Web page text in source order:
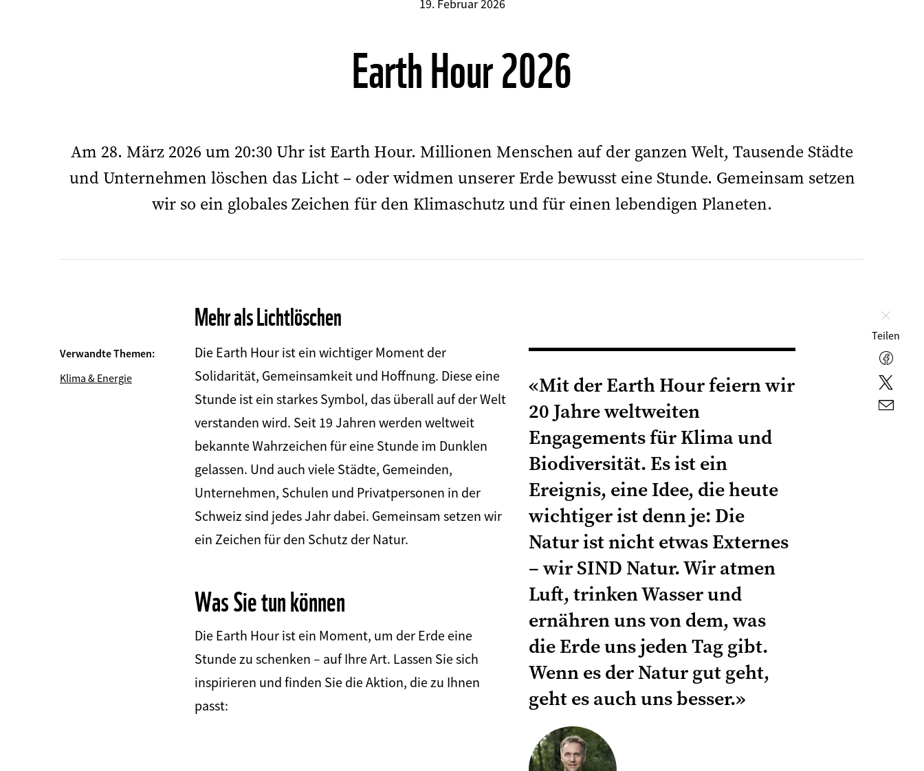
19. Februar 2026
Earth Hour 2026
Am 28. März 2026 um 20:30 Uhr ist Earth Hour. Millionen Menschen auf der ganzen Welt, Tausende Städte
und Unternehmen löschen das Licht – oder widmen unserer Erde bewusst eine Stunde. Gemeinsam setzen
wir so ein globales Zeichen für den Klimaschutz und für einen lebendigen Planeten.
Verwandte Themen:
Klima & Energie
Mehr als Lichtlöschen
«Mit der Earth Hour feiern wir
20 Jahre weltweiten
Engagements für Klima und
Biodiversität. Es ist ein
Ereignis, eine Idee, die heute
wichtiger ist denn je: Die
Natur ist nicht etwas Externes
– wir SIND Natur. Wir atmen
Luft, trinken Wasser und
ernähren uns von dem, was
die Erde uns jeden Tag gibt.
Wenn es der Natur gut geht,
geht es auch uns besser.»
Die Earth Hour ist ein wichtiger Moment der
Solidarität, Gemeinsamkeit und Hoffnung. Diese eine
Stunde ist ein starkes Symbol, das überall auf der Welt
verstanden wird. Seit 19 Jahren werden weltweit
bekannte Wahrzeichen für eine Stunde im Dunklen
gelassen. Und auch viele Städte, Gemeinden,
Unternehmen, Schulen und Privatpersonen in der
Schweiz sind jedes Jahr dabei. Gemeinsam setzen wir
ein Zeichen für den Schutz der Natur.
Was Sie tun können
Die Earth Hour ist ein Moment, um der Erde eine
Stunde zu schenken – auf Ihre Art. Lassen Sie sich
inspirieren und finden Sie die Aktion, die zu Ihnen
passt:
Teilen
E-